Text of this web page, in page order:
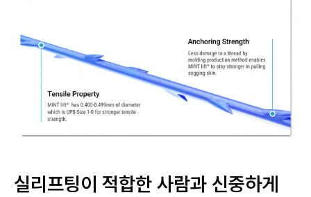
실리프팅이 적합한 사람과 신중하게